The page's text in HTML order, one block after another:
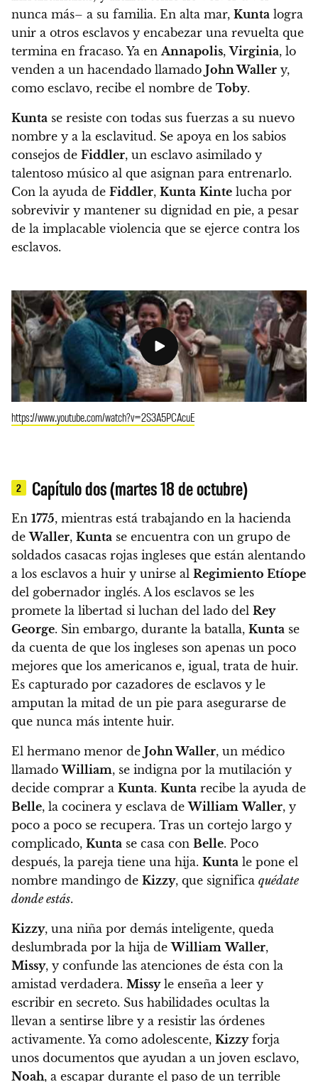
nunca más– a su familia. En alta mar, Kunta logra
unir a otros esclavos y encabezar una revuelta que
termina en fracaso. Ya enAnnapolis,Virginia, lo
venden a un hacendado llamado John Waller y,
como esclavo, recibe el nombre de Toby.
Kunta se resiste con todas sus fuerzas a su nuevo
nombre y a la esclavitud. Se apoya en los sabios
consejos de Fiddler, un esclavo asimilado y
talentoso músico al que asignan para entrenarlo.
Con la ayuda de Fiddler, Kunta Kinte lucha por
sobrevivir y mantener su dignidad en pie, a pesar
de la implacable violencia que se ejerce contra los
esclavos.
https://www.youtube.com/watch?v=2S3A5PCAcuE
2 Capítulo dos (martes 18 de octubre)
En 1775, mientras está trabajando en la hacienda
deWaller, Kunta se encuentra con un grupo de
soldados casacas rojas ingleses que están alentando
a los esclavos a huir y unirse al Regimiento Etíope
del gobernador inglés. A los esclavos se les
promete la libertad si luchan del lado del Rey
George. Sin embargo, durante la batalla, Kunta se
da cuenta de que los ingleses son apenas un poco
mejores que los americanos e, igual, trata de huir.
Es capturado por cazadores de esclavos y le
amputan la mitad de un pie para asegurarse de
que nunca más intente huir.
El hermano menor de John Waller, un médico
llamadoWilliam, se indigna por la mutilación y
decide comprar a Kunta. Kunta recibe la ayuda de
Belle, la cocinera y esclava deWilliam Waller, y
poco a poco se recupera. Tras un cortejo largo y
complicado, Kunta se casa con Belle. Poco
después, la pareja tiene una hija. Kunta le pone el
nombre mandingo de Kizzy, que significa quédate
donde estás.
Kizzy, una niña por demás inteligente, queda
deslumbrada por la hija deWilliam Waller,
Missy, y confunde las atenciones de ésta con la
amistad verdadera. Missyle enseña a leer y
escribir en secreto. Sus habilidades ocultas la
llevan a sentirse libre y a resistir las órdenes
activamente. Ya como adolescente, Kizzyforja
unos documentos que ayudan a un joven esclavo,
Noah, a escapar durante el paso de un terrible